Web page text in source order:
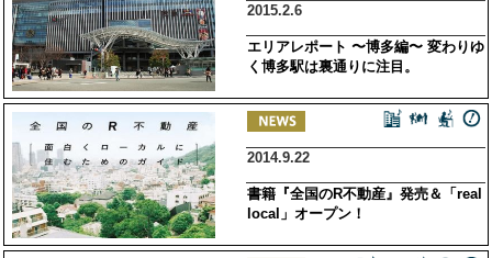
2015.2.6
エリアレポート 〜博多編〜 変わりゆ
く博多駅は裏通りに注目。
2014.9.22
書籍『全国のR不動産』発売＆「real
local」オープン！